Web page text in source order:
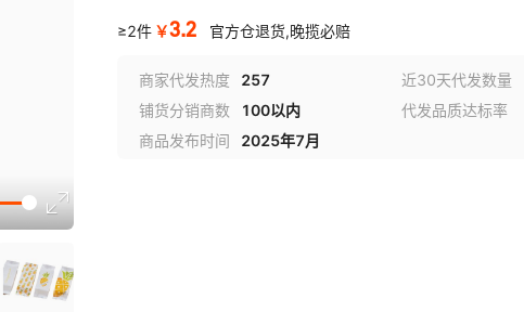
（100个）粉金 （100个）如意
≥2件 ￥3.2 官方仓退货,晚揽必赔
商家代发热度 257 近30天代发数量
铺货分销商数
100以内 代发品质达标率
商品发布时间
2025年7月